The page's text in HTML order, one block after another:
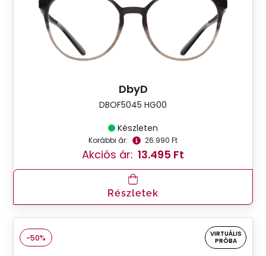
DbyD
DBOF5045 HG00
Készleten
Korábbi ár: 26.990 Ft
Akciós ár: 13.495 Ft
Részletek
-50%
VIRTUÁLIS
PRÓBA